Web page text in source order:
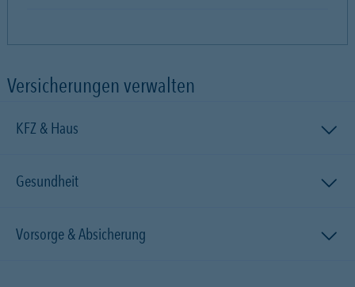
Versicherungen verwalten
KFZ & Haus
Gesundheit
Vorsorge & Absicherung